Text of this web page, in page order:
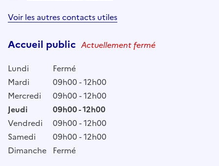
Voir les autres contacts utiles
Accueil public Actuellement fermé
Lundi
Fermé
Mardi
09h00 - 12h00
Mercredi
09h00 - 12h00
Jeudi
09h00 - 12h00
Vendredi
09h00 - 12h00
Samedi
09h00 - 12h00
Dimanche Fermé